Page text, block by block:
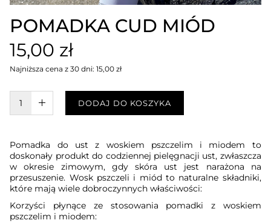
POMADKA CUD MIÓD
15,00 zł
Najniższa cena z 30 dni: 15,00 zł
W KOSZYKU :)DODAJ DO KOSZYKA
Pomadka do ust z woskiem pszczelim i miodem to
doskonały produkt do codziennej pielęgnacji ust, zwłaszcza
w okresie zimowym, gdy skóra ust jest narażona na
przesuszenie. Wosk pszczeli i miód to naturalne składniki,
które mają wiele dobroczynnych właściwości:
Korzyści płynące ze stosowania pomadki z woskiem
pszczelim i miodem: